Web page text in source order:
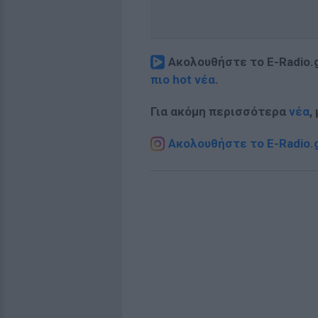
Ακολουθήστε το E-
πιο hot νέα.
Για ακόμη περισσότερα νέα,
Ακολουθήστε το E-